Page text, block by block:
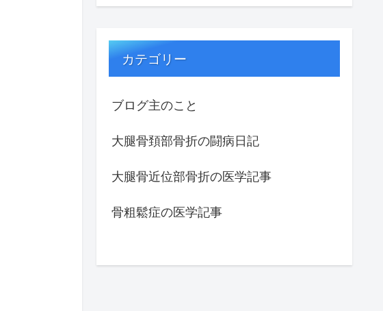
カテゴリー
ブログ主のこと
大腿骨頚部骨折の闘病日記
大腿骨近位部骨折の医学記事
骨粗鬆症の医学記事